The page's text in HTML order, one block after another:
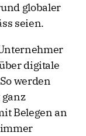
globaler
seien.
digitale
werden
Belegen an